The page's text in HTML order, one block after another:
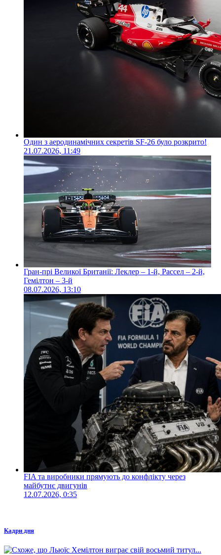
Один з аеродинамічних секретів SF-26 було розкрито!
21.07.2026, 11:49
Гран-прі Великої Британії: Леклер – 1-й, Рассел – 2-й,
Гемілтон – 3-й
08.07.2026, 13:10
FIA та виробники прямують до конфлікту через
майбутнє двигунів
12.07.2026, 0:35
Кадри дня